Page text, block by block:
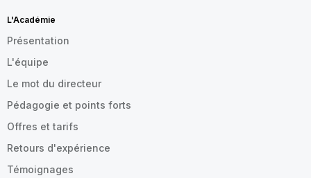
L'Académie
Présentation
L'équipe
Le mot du directeur
Pédagogie et points forts
Offres et tarifs
Retours d'expérience
Témoignages